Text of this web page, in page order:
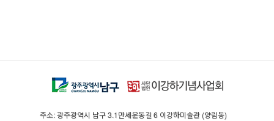
주소: 광주광역시 남구 3.1만세운동길 6 이강하미술관 (양림동)